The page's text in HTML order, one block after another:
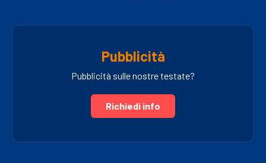
Pubblicità
Pubblicità sulle nostre testate?
Richiedi info